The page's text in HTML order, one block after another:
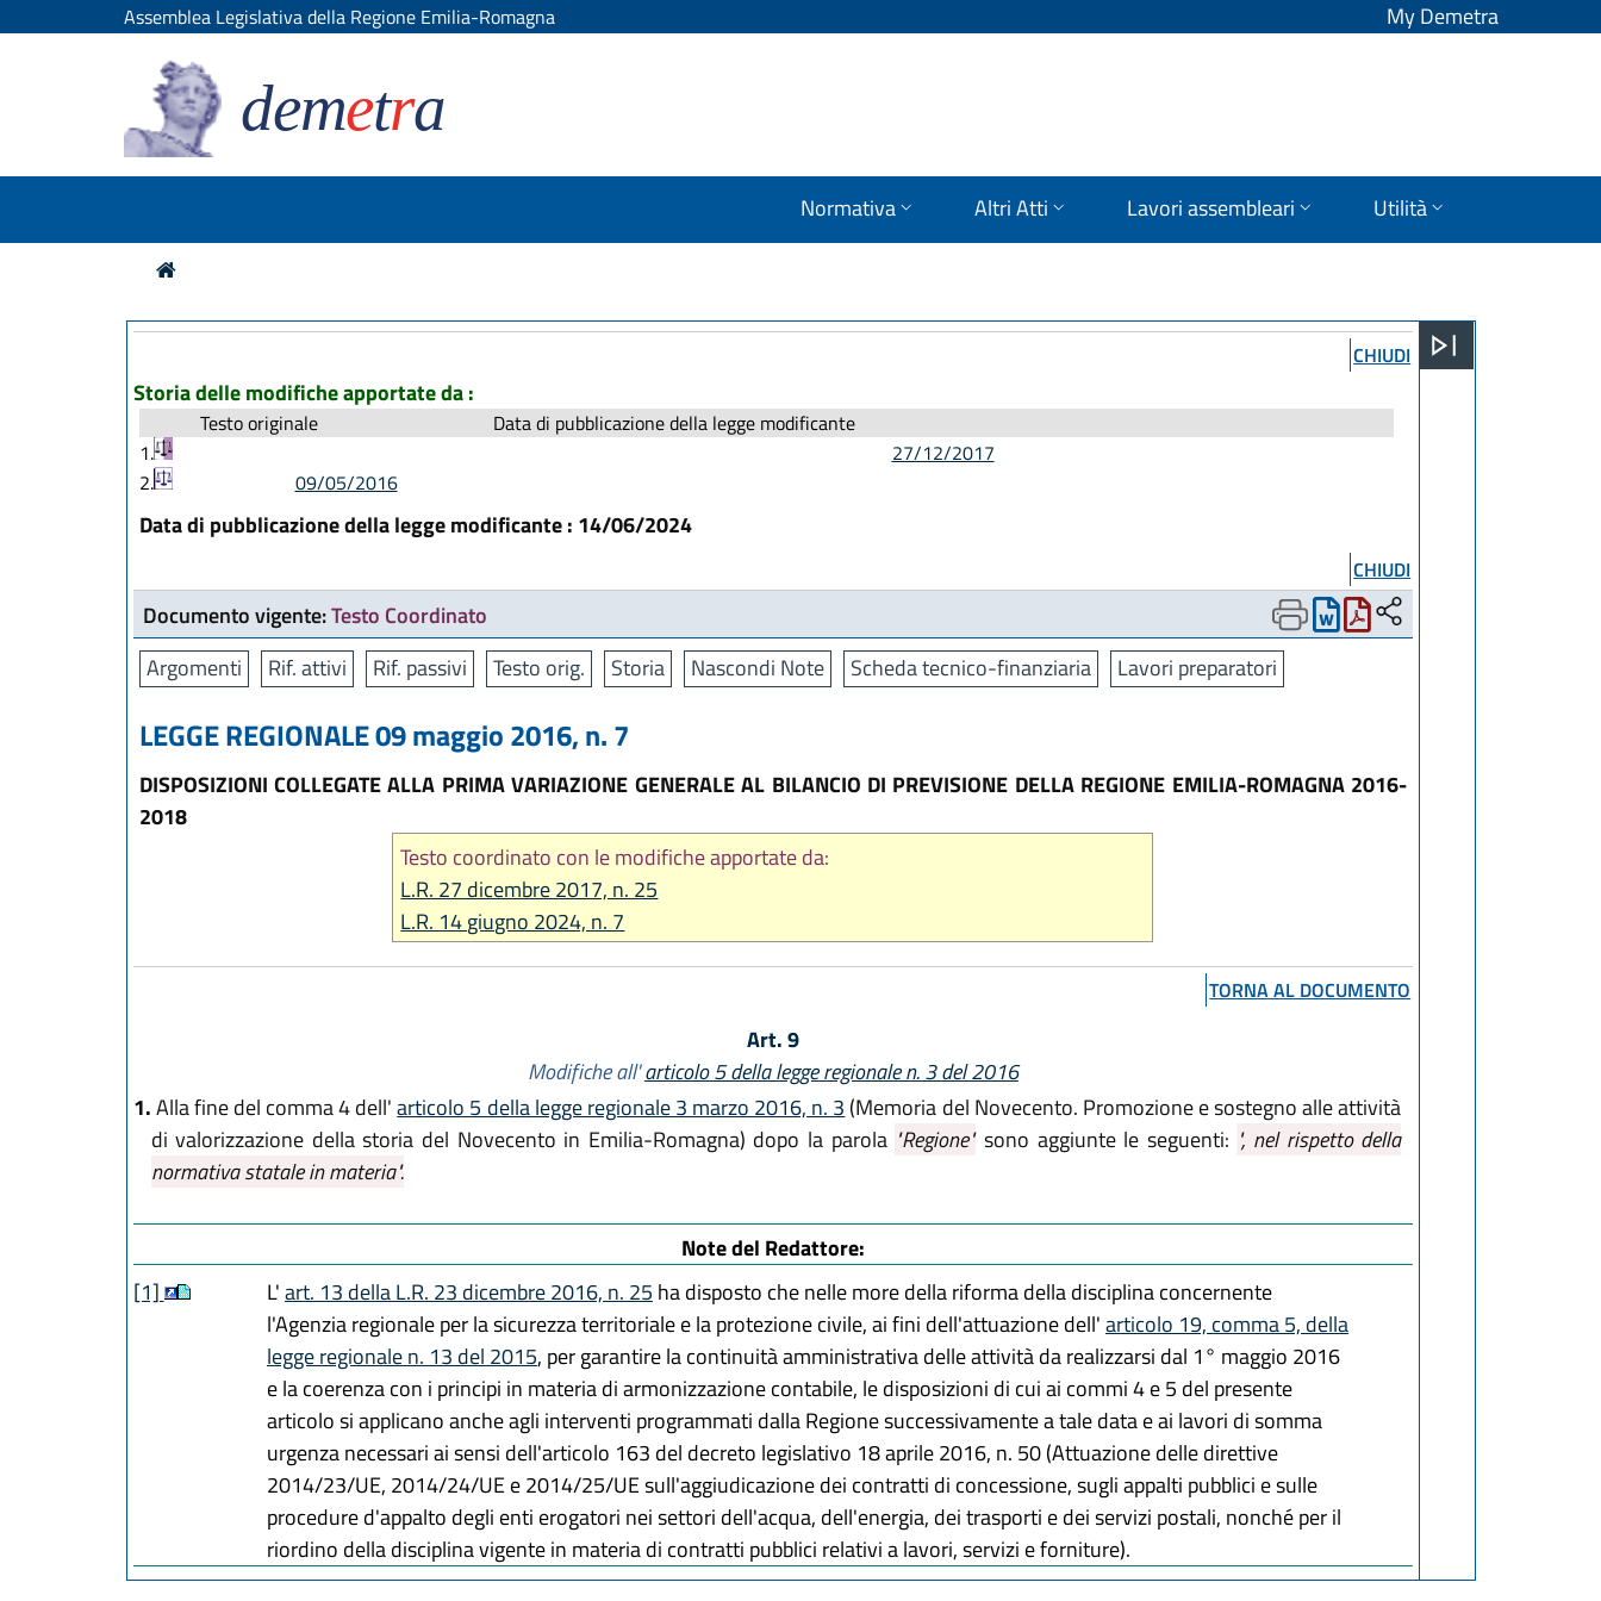
Assemblea Legislativa della Regione Emilia-Romagna My Demetra
demetra
Normativa Altri Atti Lavori assembleari Utilità
CHIUDI
Storia delle modifiche apportate da :
Testo originale
Data di pubblicazione della legge modificante
1.
27/12/2017
2.
09/05/2016
Data di pubblicazione della legge modificante : 14/06/2024
CHIUDI
Documento vigente:Testo Coordinato
Argomenti
Rif. attivi Rif. passivi Testo orig. Storia Nascondi Note Scheda tecnico-finanziaria Lavori preparatori
LEGGE REGIONALE 09 maggio 2016, n. 7
DISPOSIZIONI COLLEGATE ALLA PRIMA VARIAZIONE GENERALE AL BILANCIO DI PREVISIONE DELLA REGIONE EMILIA-ROMAGNA 2016-
2018
Testo coordinato con le modifiche apportate da:
L.R. 27 dicembre 2017, n. 25
L.R. 14 giugno 2024, n. 7
TORNA AL DOCUMENTO
Art. 9
Modifiche all'articolo 5 della legge regionale n. 3 del 2016
1.Alla fine del comma 4 dell'articolo 5 della legge regionale 3 marzo 2016, n. 3 (Memoria del Novecento. Promozione e sostegno alle attività
di valorizzazione della storia del Novecento in Emilia-Romagna) dopo la parola "Regione"sono aggiunte le seguenti: ", nel rispetto della
normativa statale in materia".
Note del Redattore:
[1]
L'art. 13 della L.R. 23 dicembre 2016, n. 25 ha disposto che nelle more della riforma della disciplina concernente
l'Agenzia regionale per la sicurezza territoriale e la protezione civile, ai fini dell'attuazione dell'articolo 19, comma 5, della
legge regionale n. 13 del 2015, per garantire la continuità amministrativa delle attività da realizzarsi dal 1° maggio 2016
e la coerenza con i principi in materia di armonizzazione contabile, le disposizioni di cui ai commi 4 e 5 del presente
articolo si applicano anche agli interventi programmati dalla Regione successivamente a tale data e ai lavori di somma
urgenza necessari ai sensi dell'articolo 163 del decreto legislativo 18 aprile 2016, n. 50 (Attuazione delle direttive
2014/23/UE, 2014/24/UE e 2014/25/UE sull'aggiudicazione dei contratti di concessione, sugli appalti pubblici e sulle
procedure d'appalto degli enti erogatori nei settori dell'acqua, dell'energia, dei trasporti e dei servizi postali, nonché per il
riordino della disciplina vigente in materia di contratti pubblici relativi a lavori, servizi e forniture).